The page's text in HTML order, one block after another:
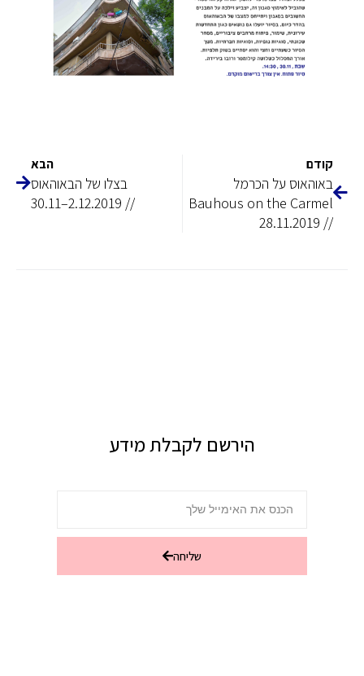
קודם
באוהאוס על הכרמל
Bauhous on the Carmel
// 28.11.2019
הבא
בצלו של הבאוהאוס
// 2.12.2019–30.11
הירשם לקבלת מידע
שליחה